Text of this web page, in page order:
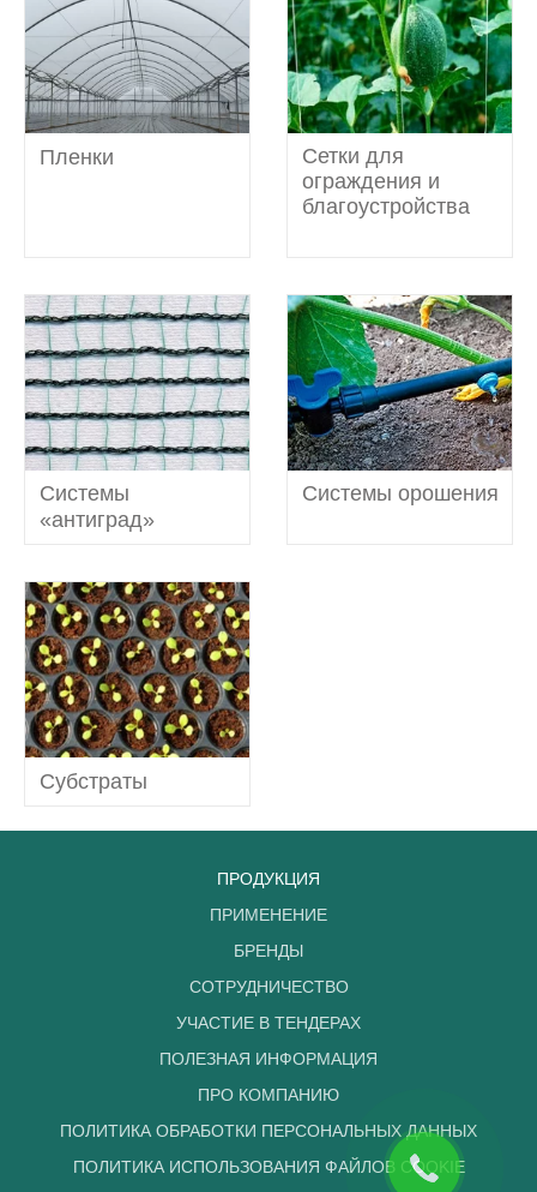
Пленки
Сетки для
ограждения и
благоустройства
Системы
«антиград»
Системы орошения
Субстраты
ПРОДУКЦИЯ
ПРИМЕНЕНИЕ
БРЕНДЫ
СОТРУДНИЧЕСТВО
УЧАСТИЕ В ТЕНДЕРАХ
ПОЛЕЗНАЯ ИНФОРМАЦИЯ
ПРО КОМПАНИЮ
ПОЛИТИКА ОБРАБОТКИ ПЕРСОНАЛЬНЫХ ДАННЫХ
ПОЛИТИКА ИСПОЛЬЗОВАНИЯ ФАЙЛОВ COOKIE